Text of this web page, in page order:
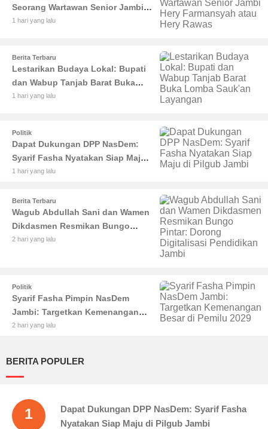
Seorang Wartawan Senior Jambi
Hery Farmansyah atau Hery
1 hari yang lalu
Berita Terbaru
Lestarikan Budaya Lokal: Bupati
dan Wabup Tanjab Barat Buka
Lomba Sauk'an Layangan
1 hari yang lalu
Politik
Dapat Dukungan DPP NasDem:
Syarif Fasha Nyatakan Siap Maju
di Pilgub Jambi
1 hari yang lalu
Berita Terbaru
Wagub Abdullah Sani dan Wamen
Dikdasmen Resmikan Bungo
Pintar: Dorong Digitalisasi
2 hari yang lalu
Politik
Syarif Fasha Pimpin NasDem
Jambi: Targetkan Kemenangan
Besar di Pemilu 2029
2 hari yang lalu
BERITA POPULER
1
Dapat Dukungan DPP NasDem: Syarif Fasha
Nyatakan Siap Maju di Pilgub Jambi